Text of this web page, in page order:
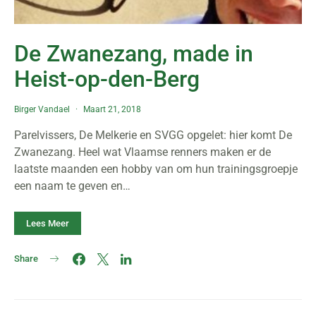
De Zwanezang, made in
Heist-op-den-Berg
Birger Vandael Maart 21, 2018
Parelvissers, De Melkerie en SVGG opgelet: hier komt De
Zwanezang. Heel wat Vlaamse renners maken er de
laatste maanden een hobby van om hun trainingsgroepje
een naam te geven en…
Lees Meer
Share